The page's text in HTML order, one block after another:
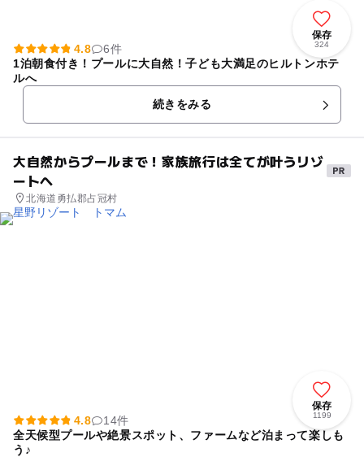
保存
324
4.8
6件
1泊朝食付き！プールに大自然！子ども大満足のヒルトンホテ
ルへ
続きをみる
大自然からプールまで！家族旅行は全てが叶うリゾ
ートへ
北海道勇払郡占冠村
保存
1199
4.8
14件
全天候型プールや絶景スポット、ファームなど泊まって楽しも
う♪